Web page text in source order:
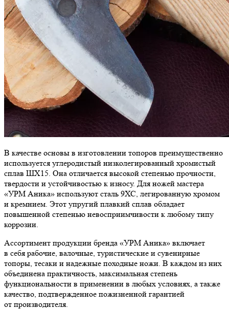
В качестве основы в изготовлении топоров преимущественно
используется углеродистый низколегированный хромистый
сплав ШХ15. Она отличается высокой степенью прочности,
твердости и устойчивостью к износу. Для ножей мастера
«УРМ Аника» используют сталь 9ХС, легированную хромом
и кремнием. Этот упругий плавкий сплав обладает
повышенной степенью невосприимчивости к любому типу
коррозии.
Ассортимент продукции бренда «УРМ Аника» включает
в себя рабочие, валочные, туристические и сувенирные
топоры, тесаки и надежные походные ножи. В каждом из них
объединена практичность, максимальная степень
функциональности в применении в любых условиях, а также
качество, подтвержденное пожизненной гарантией
от производителя.